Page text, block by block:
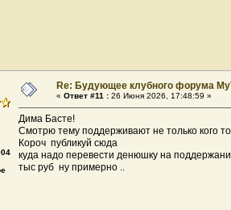
Re: Будующее клубного форума
« Ответ #11 : 26 Июня 2026, 17:48:59 »
Дима Басте!
Смотрю тему поддерживают не только кого
Короч публикуй сюда
куда надо перевести денюшку на
тыс руб ну примерно ..